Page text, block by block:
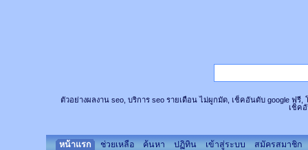
ตัวอย่างผลงาน seo, บริการ seo รายเดือน ไม่ผูกมัด, เช็คอันดับ google ฟรี,
เช็ค
หน้าแรก ช่วยเหลือ ค้นหา ปฏิทิน เข้าสู่ระบบ สมัครสมาชิก